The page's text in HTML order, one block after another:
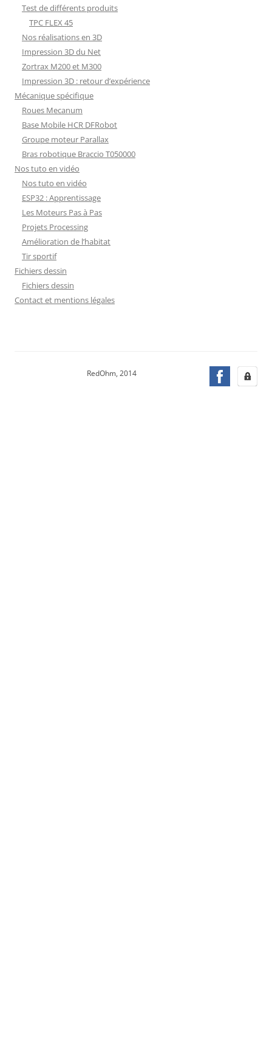
Test de différents produits
TPC FLEX 45
Nos réalisations en 3D
Impression 3D du Net
Zortrax M200 et M300
Impression 3D : retour d’expérience
Mécanique spécifique
Roues Mecanum
Base Mobile HCR DFRobot
Groupe moteur Parallax
Bras robotique Braccio T050000
Nos tuto en vidéo
Nos tuto en vidéo
ESP32 : Apprentissage
Les Moteurs Pas à Pas
Projets Processing
Amélioration de l’habitat
Tir sportif
Fichiers dessin
Fichiers dessin
Contact et mentions légales
RedOhm, 2014